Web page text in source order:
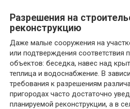
Разрешения на
реконструкцию
Даже малые сооружения на
или подтверждения соответствия
объектов: беседка, навес над
теплица и водоснабжение. В
требования к разрешениям
пригородах часто достаточно
планируемой реконструкции, а в